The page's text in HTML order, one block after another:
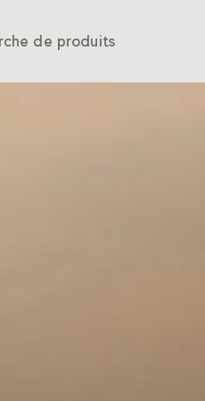
de produits